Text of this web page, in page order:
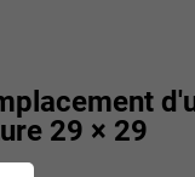
29 × 29